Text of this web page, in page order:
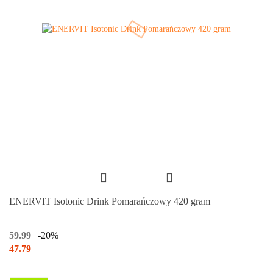
ENERVIT Isotonic Drink Pomarańczowy 420 gram
59.99
-20%
47.79